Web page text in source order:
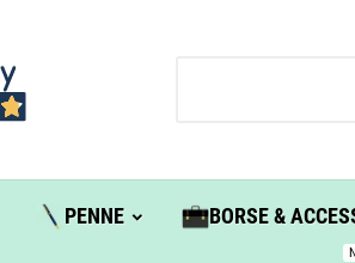
PENNE BORSE &